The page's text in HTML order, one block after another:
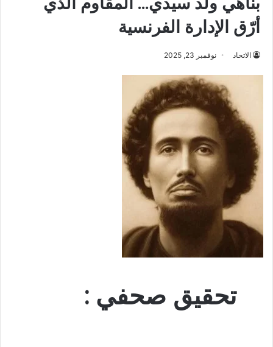
أرّق الإدارة الفرنسية
الاتحاد نوفمبر 23, 2025
تحقيق صحفي :